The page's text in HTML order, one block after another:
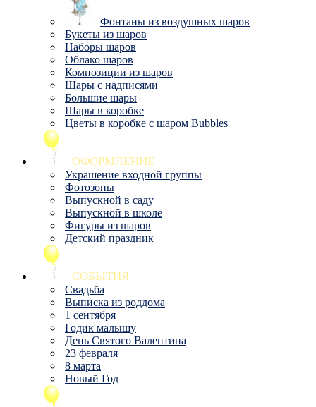
Фонтаны из воздушных шаров
Букеты из шаров
Наборы шаров
Облако шаров
Композиции из шаров
Шары с надписями
Большие шары
Шары в коробке
Цветы в коробке с шаром Bubbles
ОФОРМЛЕНИЕ
Украшение входной группы
Фотозоны
Выпускной в саду
Выпускной в школе
Фигуры из шаров
Детский праздник
СОБЫТИЯ
Свадьба
Выписка из роддома
1 сентября
Годик малышу
День Святого Валентина
23 февраля
8 марта
Новый Год